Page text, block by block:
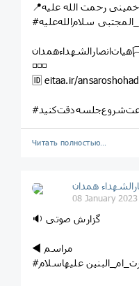
خمینی رحمت الله علیه
سلام‌الله‌علیه
◽◽◽
🆔 eitaa.ir/
Читать полностью…
همدان
08 January
🔉 گزارش صوتی
◀️ مراسم
علیهاسلام